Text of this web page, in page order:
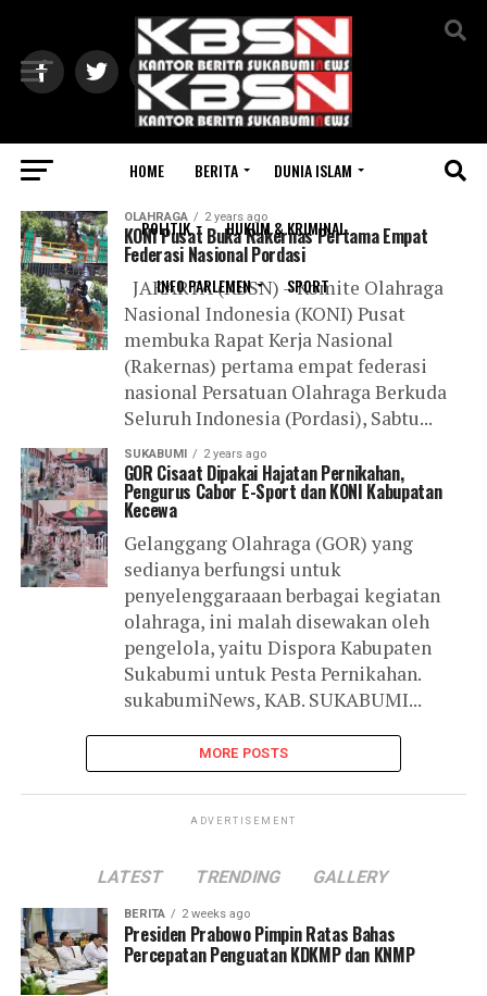
HOME BERITA DUNIA ISLAM
POLITIK HUKUM & KRIMINAL
INFO PARLEMEN SPORT
All posts tagged "KONI"
OLAHRAGA 2 years ago
KONI Pusat Buka Rakernas Pertama Empat
Federasi Nasional Pordasi
JAKARTA (KBSN) – Komite Olahraga
Nasional Indonesia (KONI) Pusat
membuka Rapat Kerja Nasional
(Rakernas) pertama empat federasi
nasional Persatuan Olahraga Berkuda
Seluruh Indonesia (Pordasi), Sabtu...
SUKABUMI 2 years ago
GOR Cisaat Dipakai Hajatan Pernikahan,
Pengurus Cabor E-Sport dan KONI Kabupatan
Kecewa
Gelanggang Olahraga (GOR) yang
sedianya berfungsi untuk
penyelenggaraaan berbagai kegiatan
olahraga, ini malah disewakan oleh
pengelola, yaitu Dispora Kabupaten
Sukabumi untuk Pesta Pernikahan.
sukabumiNews, KAB. SUKABUMI...
MORE POSTS
ADVERTISEMENT
LATEST TRENDING GALLERY
BERITA 2 weeks ago
Presiden Prabowo Pimpin Ratas Bahas
Percepatan Penguatan KDKMP dan KNMP
Exit mobile version